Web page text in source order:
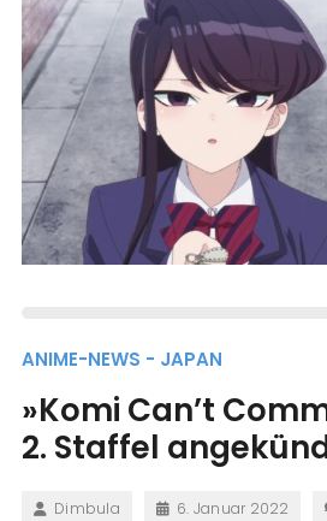
ANIME-NEWS - JAPAN
»Komi Can’t
2. Staffel
Dimbula 6. Januar 2022